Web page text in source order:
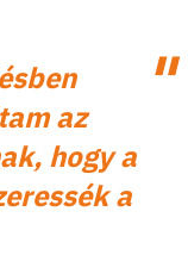
az
hogy a
a